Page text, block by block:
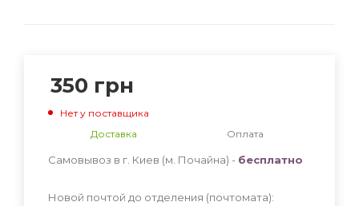
350 грн
Нет у поставщика
Доставка
Оплата
Самовывоз в г. Киев (м. Почайна) - бесплатно
Новой почтой до отделения (почтомата):